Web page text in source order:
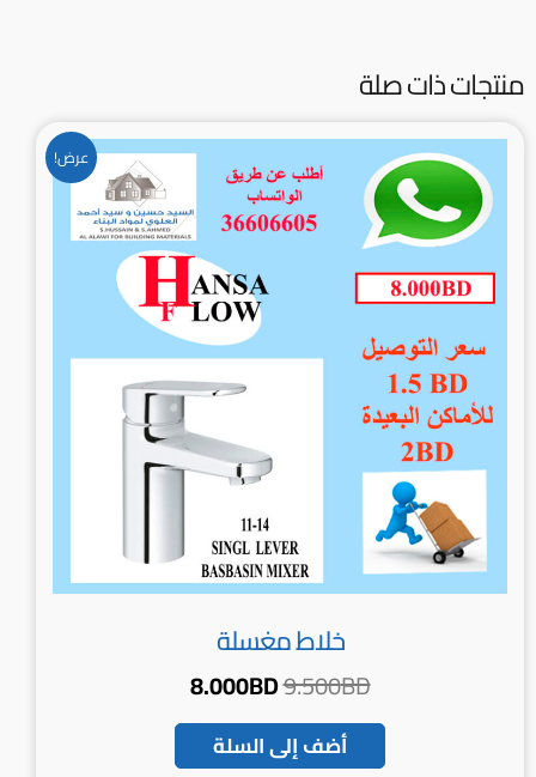
منتجات ذات صلة
عرض!
خلاط مغسلة
9.500BD
السعر
الأصلي
هو:
9.500BD.
8.000BD
السعر
الحالي
هو:
8.000BD.
أضف إلى السلة